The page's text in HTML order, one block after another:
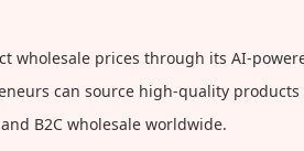
wholesale prices through its AI-
can source high-quality
B2C wholesale worldwide.